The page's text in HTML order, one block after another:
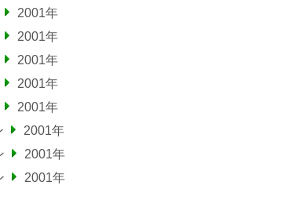
2001年
2001年
2001年
2001年
2001年
2001年
2001年
2001年